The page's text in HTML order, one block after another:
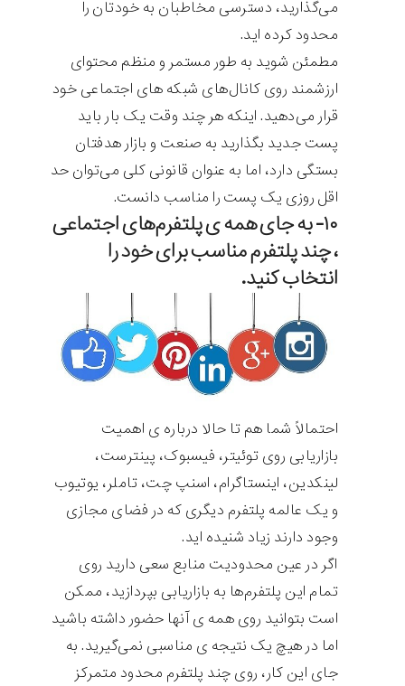
می‌گذارید، دسترسی مخاطبان به خودتان را
محدود کرده اید.
مطمئن شوید به طور مستمر و منظم محتوای
ارزشمند روی کانال‌های شبکه های اجتماعی خود
قرار می‌دهید. اینکه هر چند وقت یک بار باید
پست جدید بگذارید به صنعت و بازار هدفتان
بستگی دارد، اما به عنوان قانونی کلی می‌توان حد
اقل روزی یک پست را مناسب دانست.
۱۰- به جای همه ی پلتفرم‌های اجتماعی
، چند پلتفرم مناسب برای خود را
انتخاب کنید.
احتمالاً شما هم تا حالا درباره ی اهمیت
بازاریابی روی توئیتر، فیسبوک، پینترست،
لینکدین، اینستاگرام، اسنپ چت، تاملر، یوتیوب
و یک عالمه پلتفرم دیگری که در فضای مجازی
وجود دارند زیاد شنیده اید.
اگر در عین محدودیت منابع سعی دارید روی
تمام این پلتفرم‌ها به بازاریابی بپردازید، ممکن
است بتوانید روی همه ی آنها حضور داشته باشید
اما در هیچ یک نتیجه ی مناسبی نمی‌گیرید. به
جای این کار، روی چند پلتفرم محدود متمرکز